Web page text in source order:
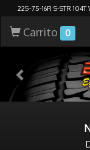
225-75-16R S-STR
Carrito 0